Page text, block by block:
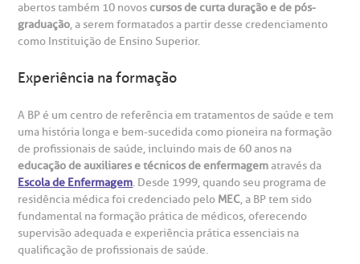
Clínica Medicina da Mulher
Saiba mais
Endereço:
de Bioética
de Sangue
de órgãos
de cuidado
e perdidos
abertos também 10 novoscursos de curta duração e de pós-
graduação, a serem formatados a partir desse credenciamento
como Instituição de Ensino Superior.
Experiência na formação
A BP é um centro de referência em tratamentos de saúde e tem
uma história longa e bem-sucedida como pioneira na formação
de profissionais de saúde, incluindo mais de 60 anos na
educação de auxiliares e técnicos de enfermagematravés da
Escola de Enfermagem. Desde 1999, quando seu programa de
residência médica foi credenciado pelo MEC, a BP tem sido
fundamental na formação prática de médicos, oferecendo
supervisão adequada e experiência prática essenciais na
qualificação de profissionais de saúde.